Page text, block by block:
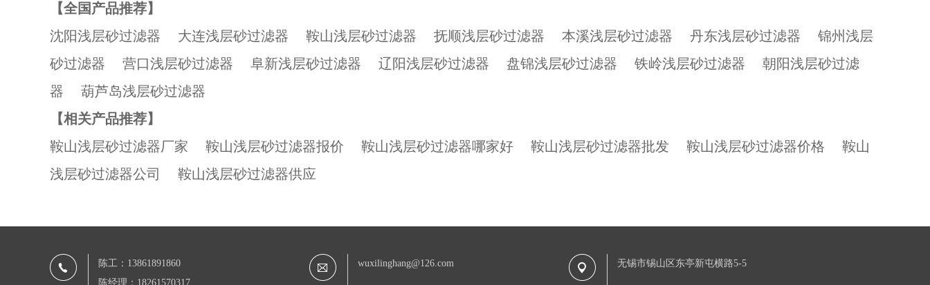
【全国产品推荐】
沈阳浅层砂过滤器
大连浅层砂过滤器 鞍山浅层砂过滤器 抚顺浅层砂过滤器 本溪浅层砂过滤器 丹东浅层砂过滤器
锦州浅层
砂过滤器
营口浅层砂过滤器 阜新浅层砂过滤器 辽阳浅层砂过滤器 盘锦浅层砂过滤器 铁岭浅层砂过滤器
朝阳浅层砂过滤
器
葫芦岛浅层砂过滤器
【相关产品推荐】
鞍山浅层砂过滤器厂家
鞍山浅层砂过滤器报价 鞍山浅层砂过滤器哪家好 鞍山浅层砂过滤器批发 鞍山浅层砂过滤器价格
鞍山
浅层砂过滤器公司
鞍山浅层砂过滤器供应
陈工：13861891860
陈经理：18261570317
wuxilinghang@126.com 无锡市锡山区东亭新屯横路5-5